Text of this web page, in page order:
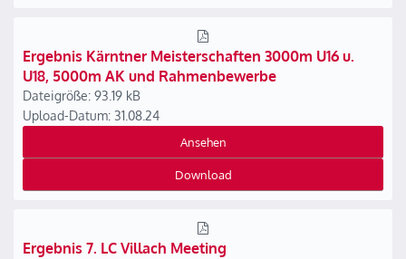
Ergebnis Kärntner Meisterschaften 3000m U16 u.
U18, 5000m AK und Rahmenbewerbe
Dateigröße: 93.19 kB
Upload-Datum: 31.08.24
Ansehen
Download
Ergebnis 7. LC Villach Meeting